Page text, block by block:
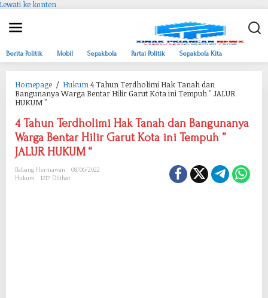
Lewati ke konten
Berita Politik Mobil Sepakbola Partai Politik Sepakbola Kita
Homepage / Hukum4 Tahun Terdholimi Hak Tanah dan
Bangunanya Warga Bentar Hilir Garut Kota ini Tempuh " JALUR
HUKUM "
4 Tahun Terdholimi Hak Tanah dan Bangunanya
Warga Bentar Hilir Garut Kota ini Tempuh ”
JALUR HUKUM “
Babang Hermawan
08/06/2022
Hukum
1217 Dilihat